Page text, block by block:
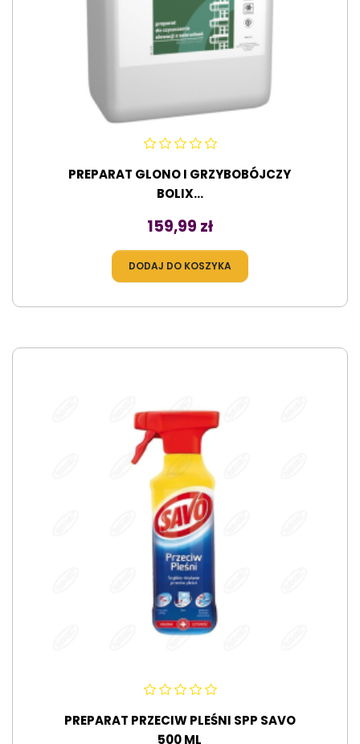
PREPARAT GLONO I GRZYBOBÓJCZY
BOLIX...
Cena
159,99 zł
DODAJ DO KOSZYKA
PREPARAT PRZECIW PLEŚNI SPP SAVO
500 ML